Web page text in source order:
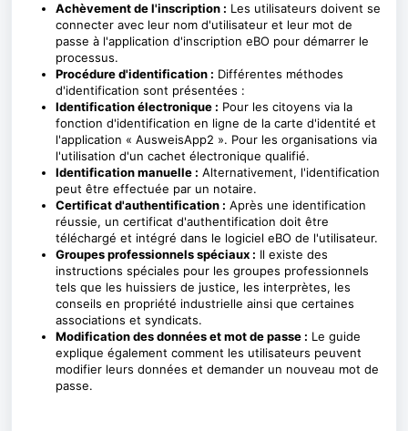
Achèvement de l'inscription : Les utilisateurs doivent se
connecter avec leur nom d'utilisateur et leur mot de
passe à l'application d'inscription eBO pour démarrer le
processus.
Procédure d'identification : Différentes méthodes
d'identification sont présentées :
Identification électronique : Pour les citoyens via la
fonction d'identification en ligne de la carte d'identité et
l'application « AusweisApp2 ». Pour les organisations via
l'utilisation d'un cachet électronique qualifié.
Identification manuelle : Alternativement, l'identification
peut être effectuée par un notaire.
Certificat d'authentification : Après une identification
réussie, un certificat d'authentification doit être
téléchargé et intégré dans le logiciel eBO de l'utilisateur.
Groupes professionnels spéciaux : Il existe des
instructions spéciales pour les groupes professionnels
tels que les huissiers de justice, les interprètes, les
conseils en propriété industrielle ainsi que certaines
associations et syndicats.
Modification des données et mot de passe : Le guide
explique également comment les utilisateurs peuvent
modifier leurs données et demander un nouveau mot de
passe.